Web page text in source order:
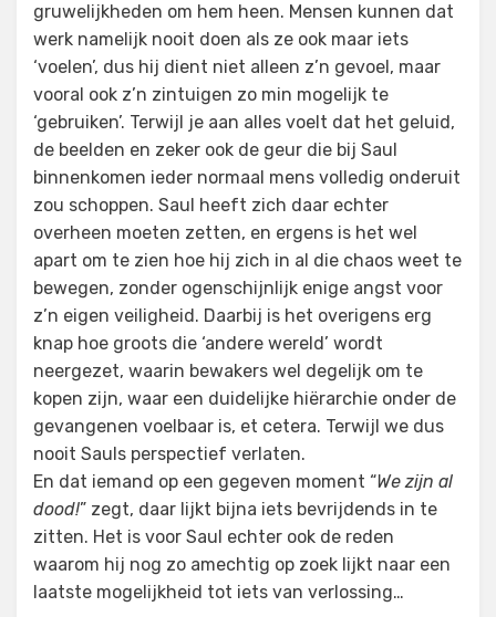
gruwelijkheden om hem heen. Mensen kunnen dat
werk namelijk nooit doen als ze ook maar iets
‘voelen’, dus hij dient niet alleen z’n gevoel, maar
vooral ook z’n zintuigen zo min mogelijk te
‘gebruiken’. Terwijl je aan alles voelt dat het geluid,
de beelden en zeker ook de geur die bij Saul
binnenkomen ieder normaal mens volledig onderuit
zou schoppen. Saul heeft zich daar echter
overheen moeten zetten, en ergens is het wel
apart om te zien hoe hij zich in al die chaos weet te
bewegen, zonder ogenschijnlijk enige angst voor
z’n eigen veiligheid. Daarbij is het overigens erg
knap hoe groots die ‘andere wereld’ wordt
neergezet, waarin bewakers wel degelijk om te
kopen zijn, waar een duidelijke hiërarchie onder de
gevangenen voelbaar is, et cetera. Terwijl we dus
nooit Sauls perspectief verlaten.
En dat iemand op een gegeven moment “We zijn al
dood!” zegt, daar lijkt bijna iets bevrijdends in te
zitten. Het is voor Saul echter ook de reden
waarom hij nog zo amechtig op zoek lijkt naar een
laatste mogelijkheid tot iets van verlossing…